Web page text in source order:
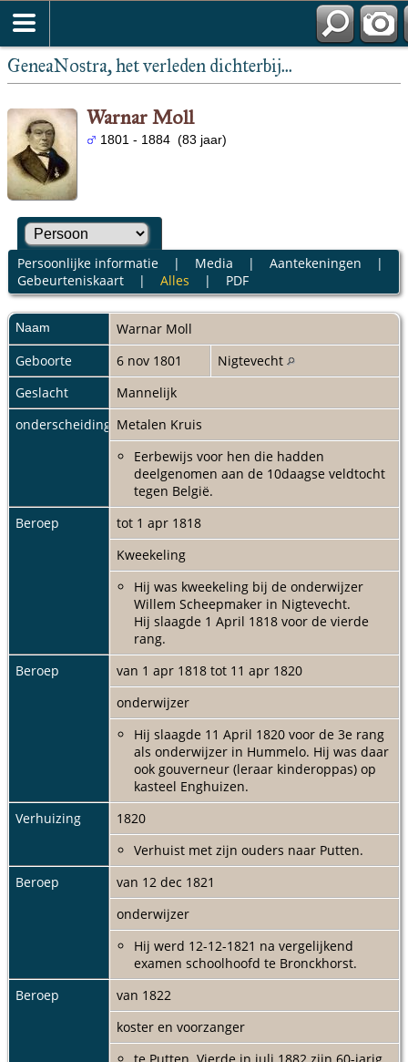
GeneaNostra, het verleden dichterbij...
Warnar Moll
1801 - 1884 (83 jaar)
Persoonlijke informatie| Media | Aantekeningen |
Gebeurteniskaart| Alles | PDF
Naam Warnar Moll
Geboorte
6 nov 1801
Nigtevecht
Geslacht
Mannelijk
onderscheiding Metalen Kruis
Eerbewijs voor hen die hadden
deelgenomen aan de 10daagse veldtocht
tegen België.
Beroep
tot 1 apr 1818
Kweekeling
Hij was kweekeling bij de onderwijzer
Willem Scheepmaker in Nigtevecht.
Hij slaagde 1 April 1818 voor de vierde
rang.
Beroep
van 1 apr 1818 tot 11 apr 1820
onderwijzer
Hij slaagde 11 April 1820 voor de 3e rang
als onderwijzer in Hummelo. Hij was daar
ook gouverneur (leraar kinderoppas) op
kasteel Enghuizen.
Verhuizing
1820
Verhuist met zijn ouders naar Putten.
Beroep
van 12 dec 1821
onderwijzer
Hij werd 12-12-1821 na vergelijkend
examen schoolhoofd te Bronckhorst.
Beroep
van 1822
koster en voorzanger